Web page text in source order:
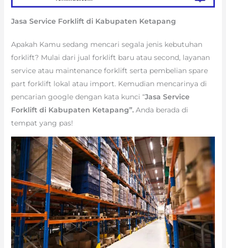
Jasa Service Forklift di Kabupaten Ketapang
Apakah Kamu sedang mencari segala jenis kebutuhan
forklift? Mulai dari jual forklift baru atau second, layanan
service atau maintenance forklift serta pembelian spare
part forklift lokal atau import. Kemudian mencarinya di
pencarian google dengan kata kunci “Jasa Service
Forklift di Kabupaten Ketapang”. Anda berada di
tempat yang pas!